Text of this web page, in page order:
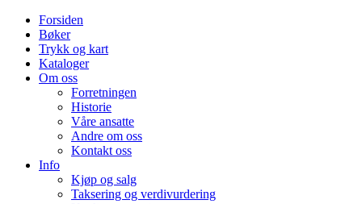
Forsiden
Bøker
Trykk og kart
Kataloger
Om oss
Forretningen
Historie
Våre ansatte
Andre om oss
Kontakt oss
Info
Kjøp og salg
Taksering og verdivurdering